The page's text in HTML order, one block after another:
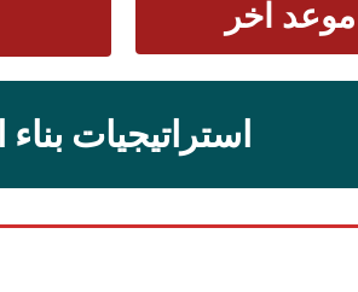
اخر
استراتيجيات